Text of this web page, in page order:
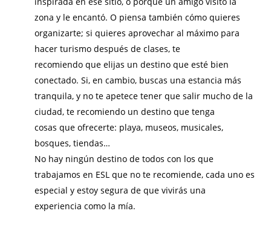
zona y le encantó. O piensa también cómo quieres
organizarte; si quieres aprovechar al máximo para
hacer turismo después de clases, te
recomiendo que elijas un destino que esté bien
conectado. Si, en cambio, buscas una estancia más
tranquila, y no te apetece tener que salir mucho de la
ciudad, te recomiendo un destino que tenga
cosas que ofrecerte: playa, museos, musicales,
bosques, tiendas…
No hay ningún destino de todos con los que
trabajamos en ESL que no te recomiende, cada uno es
especial y estoy segura de que vivirás una
experiencia como la mía.